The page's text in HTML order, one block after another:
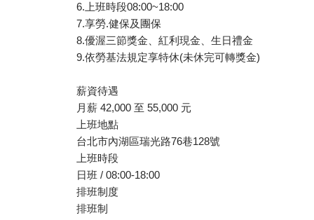
6.上班時段08:00~18:00
7.享勞.健保及團保
8.優渥三節獎金、紅利現金、生日禮金
9.依勞基法規定享特休(未休完可轉獎金)
薪資待遇
月薪 42,000 至 55,000 元
上班地點
台北市內湖區瑞光路76巷128號
上班時段
日班 / 08:00-18:00
排班制度
排班制